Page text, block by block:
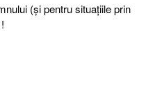
(şi pentru situaţiile prin